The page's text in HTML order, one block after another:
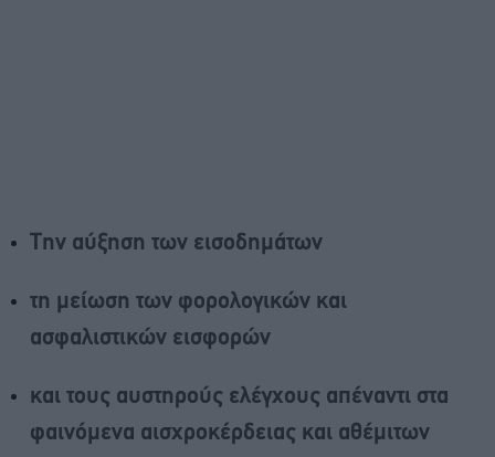
Την αύξηση των εισοδημάτων
τη μείωση των φορολογικών και
ασφαλιστικών εισφορών
και τους αυστηρούς ελέγχους απέναντι στα
φαινόμενα αισχροκέρδειας και αθέμιτων